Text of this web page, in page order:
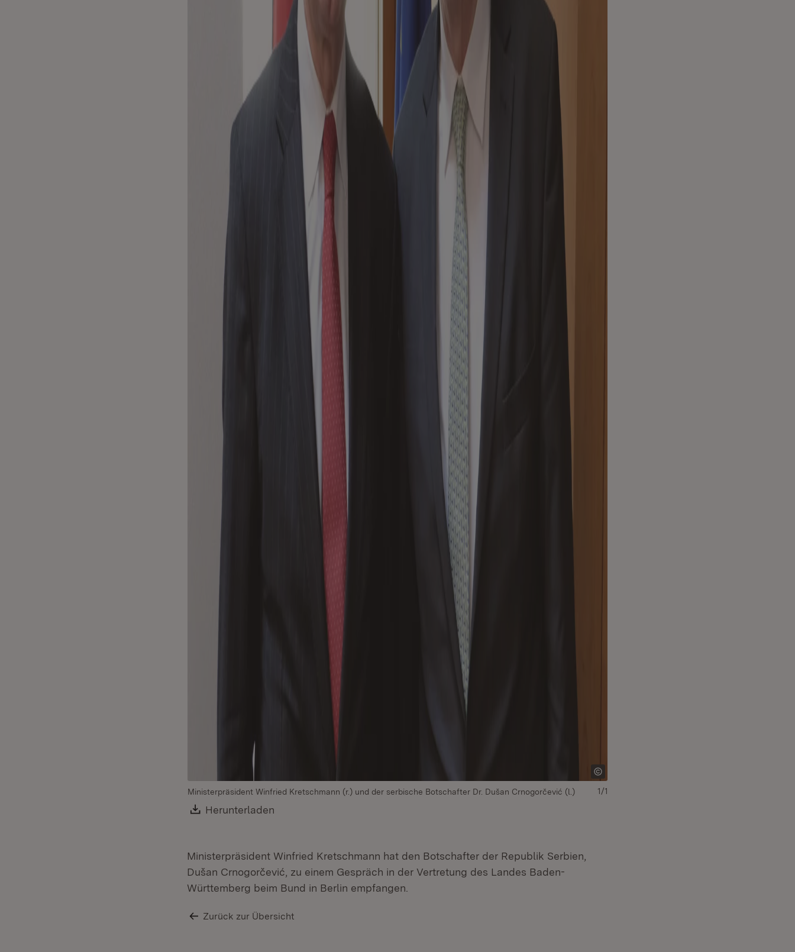
Ministerpräsident Winfried Kretschmann (r.) und der serbische Botschafter Dr. Dušan Crnogorčević (l.)
Download:
Herunterladen
1/1
Ministerpräsident Winfried Kretschmann hat den Botschafter der Republik Serbien,
Dušan Crnogorčević, zu einem Gespräch in der Vertretung des Landes Baden-
Württemberg beim Bund in Berlin empfangen.
Zurück zur Übersicht